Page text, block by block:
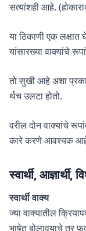
सत्यांशही आहे.
या ठिकाणी एक
यांसारख्या वाक्यांचे
तो सुखी आहे अशा
र्थच उलटा होतो.
वरील दोन वाक्यांचे
कारे करणे आवश्यक आहे;
स्वार्थी, आज्ञार्थी,
स्वार्थी वाक्य
ज्या वाक्यातील
भाषेत बोलावयाचे तर